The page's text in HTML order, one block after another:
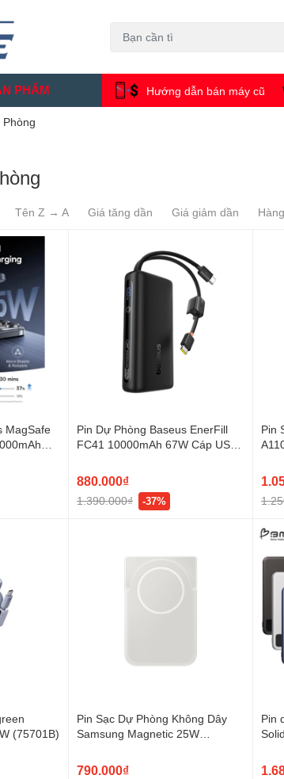
PHẨM Hướng dẫn bán máy cũ
Phòng
Tên Z → A Giá tăng dần Giá giảm dần
MagSafe
Pin Dự Phòng Baseus EnerFill
FC41 10000mAh 67W Cáp USB-
880.000₫
1.390.000₫ -37%
Pin
(75701B)
Pin Sạc Dự Phòng Không Dây
Samsung Magnetic 25W
790.000₫
Pin